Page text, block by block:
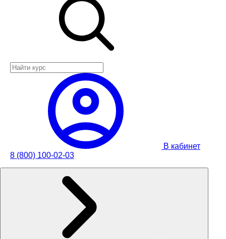
В кабинет
8 (800) 100-02-03